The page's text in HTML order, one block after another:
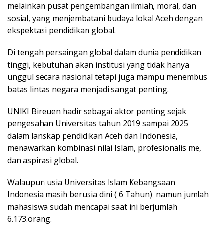
melainkan pusat pengembangan ilmiah, moral, dan
sosial, yang menjembatani budaya lokal Aceh dengan
ekspektasi pendidikan global.
Di tengah persaingan global dalam dunia pendidikan
tinggi, kebutuhan akan institusi yang tidak hanya
unggul secara nasional tetapi juga mampu menembus
batas lintas negara menjadi sangat penting.
UNIKI Bireuen hadir sebagai aktor penting sejak
pengesahan Universitas tahun 2019 sampai 2025
dalam lanskap pendidikan Aceh dan Indonesia,
menawarkan kombinasi nilai Islam, profesionalis me,
dan aspirasi global.
Walaupun usia Universitas Islam Kebangsaan
Indonesia masih berusia dini ( 6 Tahun), namun jumlah
mahasiswa sudah mencapai saat ini berjumlah
6.173.orang.